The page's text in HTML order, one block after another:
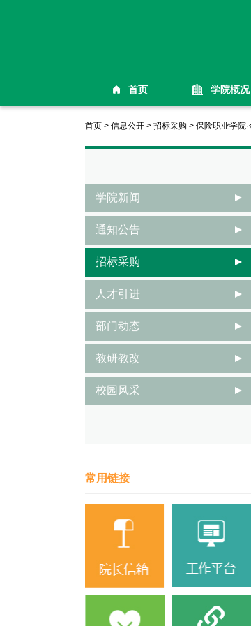
首页 学院概况
首页 > 信息公开 > 招标采购 > 保险职业学院
学院新闻
通知公告
招标采购
人才引进
部门动态
教研教改
校园风采
常用链接